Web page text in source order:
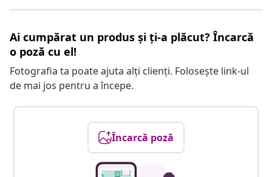
Ai cumpărat un produs și ți-a plăcut? Încarcă
o poză cu el!
Fotografia ta poate ajuta alți clienți. Folosește link-ul
de mai jos pentru a începe.
Încarcă poză